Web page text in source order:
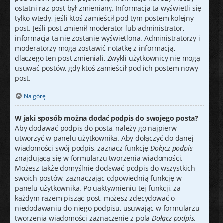
ostatni raz post był zmieniany. Informacja ta wyświetli się
tylko wtedy, jeśli ktoś zamieścił pod tym postem kolejny
post. Jeśli post zmienił moderator lub administrator,
informacja ta nie zostanie wyświetlona. Administratorzy i
moderatorzy mogą zostawić notatkę z informacją,
dlaczego ten post zmieniali. Zwykli użytkownicy nie mogą
usuwać postów, gdy ktoś zamieścił pod ich postem nowy
post.
Na górę
W jaki sposób można dodać podpis do swojego posta?
Aby dodawać podpis do posta, należy go najpierw
utworzyć w panelu użytkownika. Aby dołączyć do danej
wiadomości swój podpis, zaznacz funkcjęDołącz podpis
znajdującą się w formularzu tworzenia wiadomości.
Możesz także domyślnie dodawać podpis do wszystkich
swoich postów, zaznaczając odpowiednią funkcję w
panelu użytkownika. Po uaktywnieniu tej funkcji, za
każdym razem pisząc post, możesz zdecydować o
niedodawaniu do niego podpisu, usuwając w formularzu
tworzenia wiadomości zaznaczenie z polaDołącz podpis.